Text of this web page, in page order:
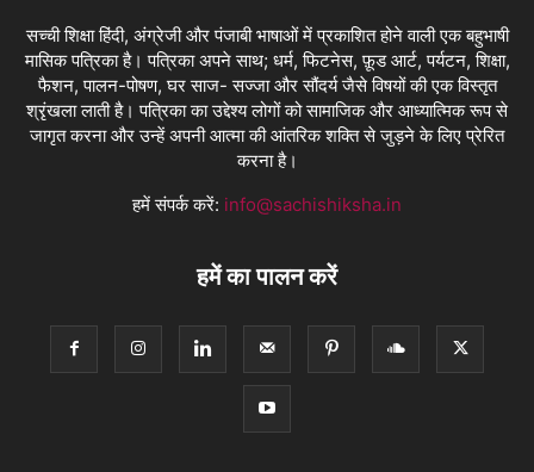
सच्ची शिक्षा हिंदी, अंग्रेजी और पंजाबी भाषाओं में प्रकाशित होने वाली एक बहुभाषी
मासिक पत्रिका है। पत्रिका अपने साथ; धर्म, फिटनेस, फ़ूड आर्ट, पर्यटन, शिक्षा,
फैशन, पालन-पोषण, घर साज- सज्जा और सौंदर्य जैसे विषयों की एक विस्तृत
श्रृंखला लाती है। पत्रिका का उद्देश्य लोगों को सामाजिक और आध्यात्मिक रूप से
जागृत करना और उन्हें अपनी आत्मा की आंतरिक शक्ति से जुड़ने के लिए प्रेरित
करना है।
हमें संपर्क करें: info@sachishiksha.in
हमें का पालन करें